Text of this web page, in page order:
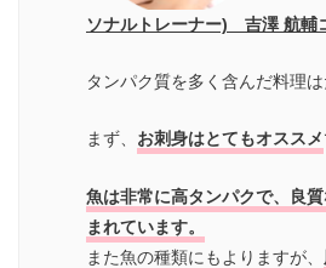
ソナルトレーナー) 吉澤 航輔
タンパク質を多く含んだ料理は
まず、 お刺身はとてもオススメ
魚は非常に高タンパクで、良
まれています。
また魚の種類にもよりますが、